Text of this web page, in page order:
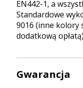
EN442-1, a
Standardowe
9016 (inne kolory
dodatkową opłatą)
Gwarancja